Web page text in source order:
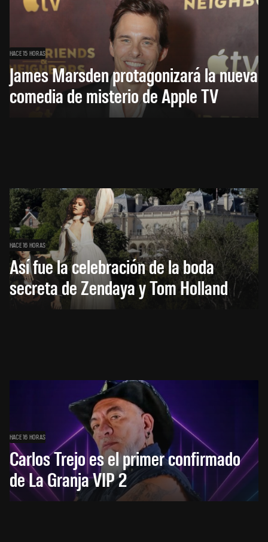
HACE 15 HORAS
James Marsden protagonizará la nueva
comedia de misterio de Apple TV
HACE 16 HORAS
Así fue la celebración de la boda
secreta de Zendaya y Tom Holland
HACE 16 HORAS
Carlos Trejo es el primer confirmado
de La Granja VIP 2